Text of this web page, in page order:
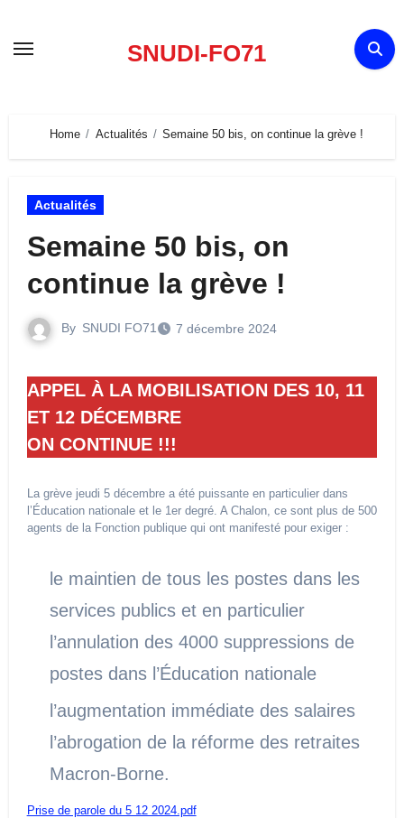
SNUDI-FO71
Home Actualités Semaine 50 bis, on continue la grève !
Actualités
Semaine 50 bis, on
continue la grève !
By SNUDI FO71 7 décembre 2024
APPEL À LA MOBILISATION DES 10, 11
ET 12 DÉCEMBRE
ON CONTINUE !!!
La grève jeudi 5 décembre a été puissante en particulier dans
l’Éducation nationale et le 1er degré. A Chalon, ce sont plus de 500
agents de la Fonction publique qui ont manifesté pour exiger :
le maintien de tous les postes dans les
services publics et en particulier
l’annulation des 4000 suppressions de
postes dans l’Éducation nationale
l’augmentation immédiate des salaires
l’abrogation de la réforme des retraites
Macron-Borne.
Prise de parole du 5 12 2024.pdf